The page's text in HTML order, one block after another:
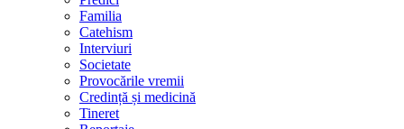
Familia
Catehism
Interviuri
Societate
Provocările vremii
Credință și medicină
Tineret